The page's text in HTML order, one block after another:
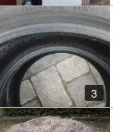
3